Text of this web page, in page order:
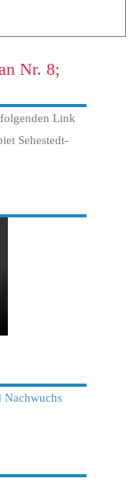
Nr. 8;
Link
Sehestedt-
Nachwuchs